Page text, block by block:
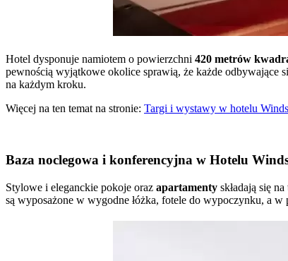
Hotel dysponuje namiotem o powierzchni 420 metrów
pewnością wyjątkowe okolice sprawią, że każde odbywające
na każdym kroku.
Więcej na ten temat na stronie: Targi i wystawy w hotelu
Baza noclegowa i konferencyjna w Hotelu
Stylowe i eleganckie pokoje oraz apartamenty składają się
są wyposażone w wygodne łóżka, fotele do wypoczynku, a w